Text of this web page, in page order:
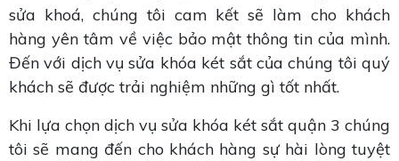
sửa khoá, chúng tôi cam kết sẽ làm cho khách
hàng yên tâm về việc bảo mật thông tin của mình.
Đến với dịch vụ sửa khóa két sắt của chúng tôi quý
khách sẽ được trải nghiệm những gì tốt nhất.
Khi lựa chọn dịch vụ sửa khóa két sắt quận 3 chúng
tôi sẽ mang đến cho khách hàng sự hài lòng tuyệt